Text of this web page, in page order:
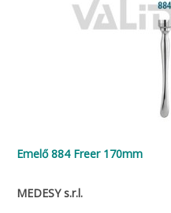
Emelő 884 Freer 170mm
MEDESY s.r.l.